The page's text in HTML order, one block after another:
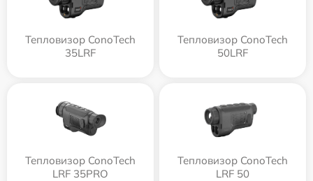
Тепловизор ConoTech
35LRF
Тепловизор ConoTech
50LRF
Тепловизор ConoTech
LRF 35PRO
Тепловизор ConoTech
LRF 50